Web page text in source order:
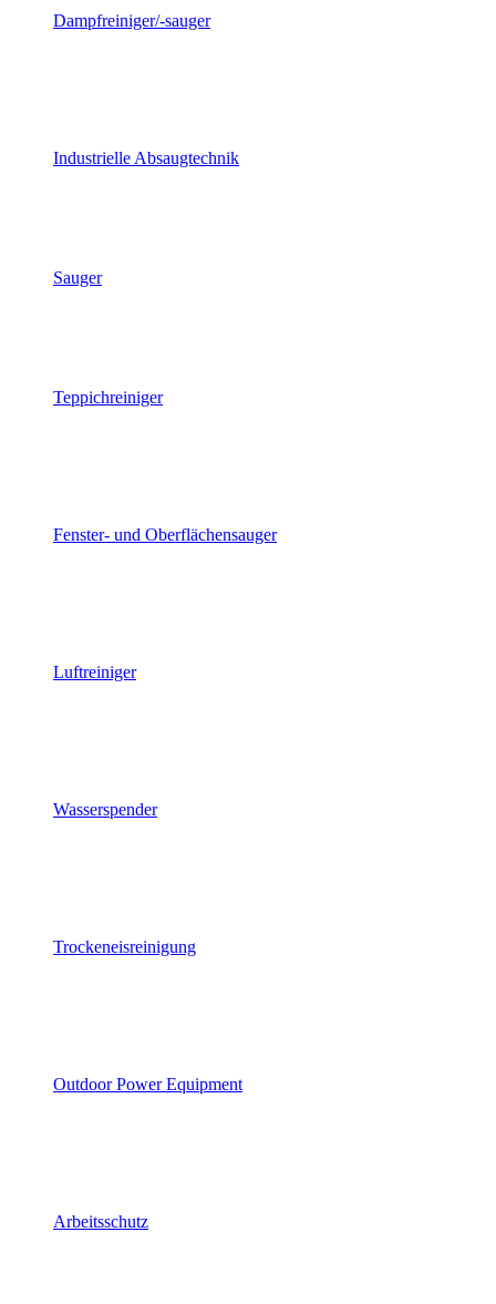
Dampfreiniger/-sauger
Industrielle Absaugtechnik
Sauger
Teppichreiniger
Fenster- und Oberflächensauger
Luftreiniger
Wasserspender
Trockeneisreinigung
Outdoor Power Equipment
Arbeitsschutz